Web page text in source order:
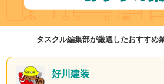
タスクル編集部が厳選したおすすめ
好川建装